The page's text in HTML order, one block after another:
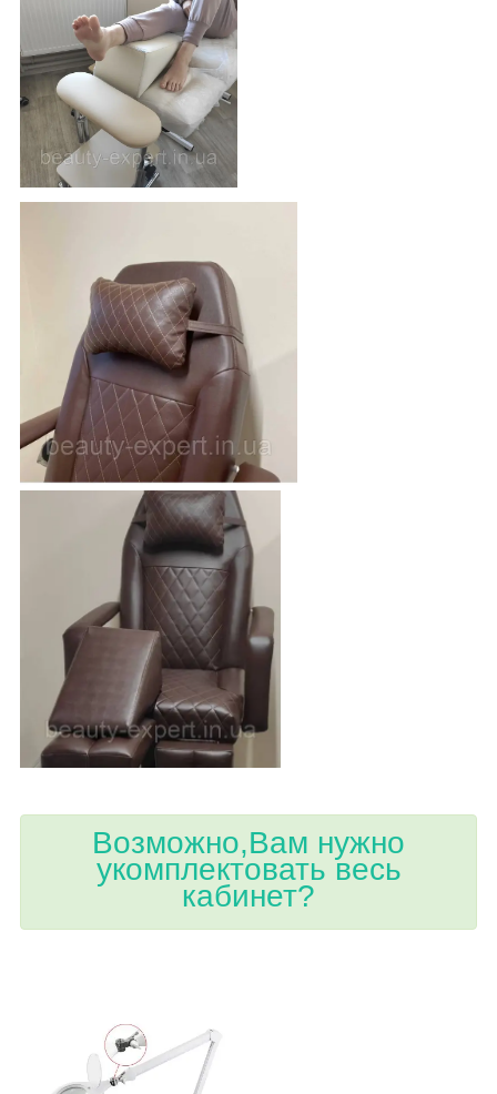
Возможно,Вам нужно
укомплектовать весь
кабинет?